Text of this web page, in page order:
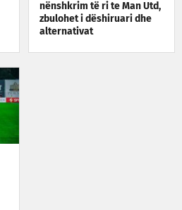
nënshkrim të ri te Man Utd,
zbulohet i dëshiruari dhe
alternativat